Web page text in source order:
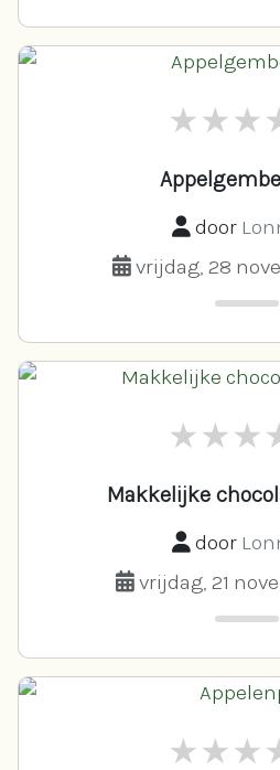
door
vrijdag, 28
Makkelijke
door
vrijdag, 21